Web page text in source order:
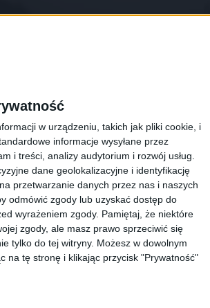
w urządzeniu, takich jak pliki cookie, i
informacje wysyłane przez
i treści, analizy audytorium i rozwój usług.
dane geolokalizacyjne i identyfikację
przetwarzanie danych przez nas i naszych
odmówić zgody lub uzyskać dostęp do
wyrażeniem zgody. Pamiętaj, że niektóre
zgody, ale masz prawo sprzeciwić się
tylko do tej witryny. Możesz w dowolnym
na tę stronę i klikając przycisk "Prywatność"
4.1 Jelly Bean dla